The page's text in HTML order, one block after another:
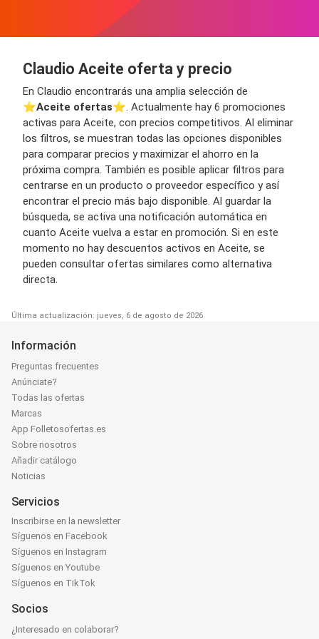
Claudio Aceite oferta y precio
En Claudio encontrarás una amplia selección de
⭐️Aceite ofertas⭐️. Actualmente hay 6 promociones
activas para Aceite, con precios competitivos. Al eliminar
los filtros, se muestran todas las opciones disponibles
para comparar precios y maximizar el ahorro en la
próxima compra. También es posible aplicar filtros para
centrarse en un producto o proveedor específico y así
encontrar el precio más bajo disponible. Al guardar la
búsqueda, se activa una notificación automática en
cuanto Aceite vuelva a estar en promoción. Si en este
momento no hay descuentos activos en Aceite, se
pueden consultar ofertas similares como alternativa
directa.
Última actualización: jueves, 6 de agosto de 2026
Información
Preguntas frecuentes
Anúnciate?
Todas las ofertas
Marcas
App Folletosofertas.es
Sobre nosotros
Añadir catálogo
Noticias
Servicios
Inscribirse en la newsletter
Síguenos en Facebook
Síguenos en Instagram
Síguenos en Youtube
Síguenos en TikTok
Socios
¿Interesado en colaborar?